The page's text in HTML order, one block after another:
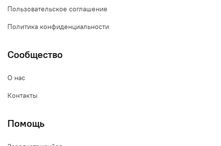
Пользовательское соглашение
Политика конфиденциальности
Сообщество
О нас
Контакты
Помощь